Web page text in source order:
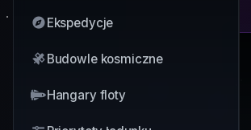
Ekspedycje
Budowle kosmiczne
Hangary floty